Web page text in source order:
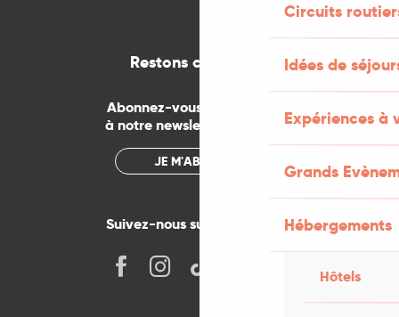
Circuits
Idées de
Expériences à
Grands
Hébergements
Hôtels
Restons connectés
Abonnez-vous gratuitement
à notre newsletter mensuelle
JE M'ABONNE
Suivez-nous sur les réseaux !